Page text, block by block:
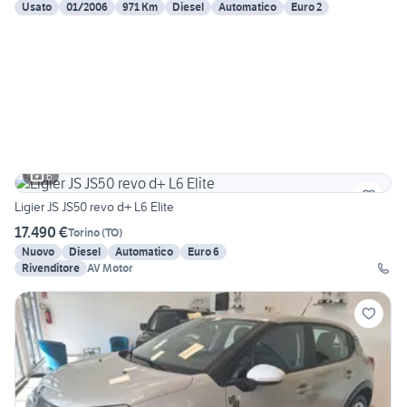
Usato 01/2006 971 Km Diesel Automatico Euro 2
6
Ligier JS JS50 revo d+ L6 Elite
17.490 €Torino(TO)
Nuovo
Diesel Automatico
Euro 6
Rivenditore AV Motor